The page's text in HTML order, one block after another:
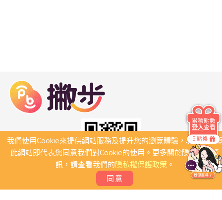
我們使用Cookie來提供網站服務及提升您的瀏覽體驗，若繼續瀏
此網站即代表您同意我們對Cookie的使用。更多關於隱私保護資
訊，請查看我們的隱私權保護政策。
同意
5 點換
累積點數
登入查看